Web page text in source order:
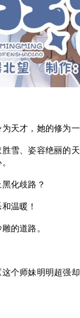
天才，她的修为一
雪、姿容绝丽的
化歧路？
温暖！
的道路。
个师妹明明超强